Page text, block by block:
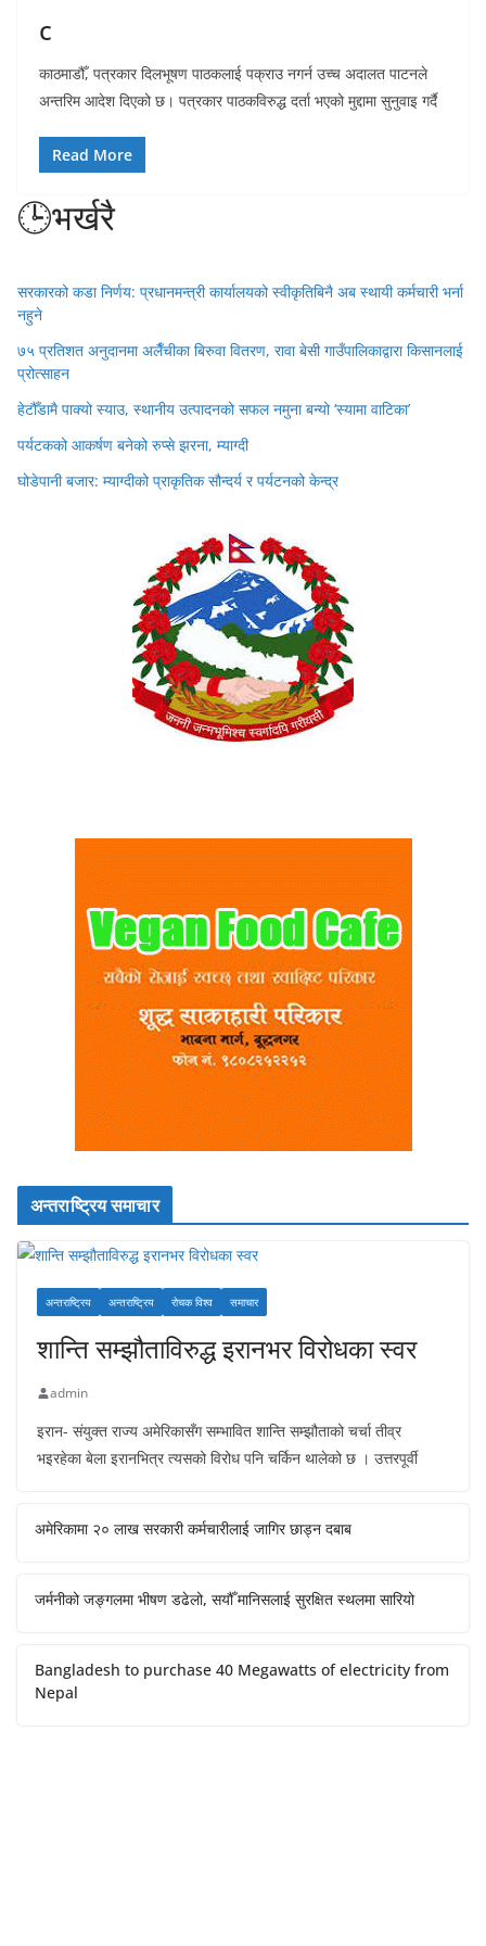
c
काठमाडौँ, पत्रकार दिलभूषण पाठकलाई पक्राउ नगर्न उच्च अदालत पाटनले
अन्तरिम आदेश दिएको छ। पत्रकार पाठकविरुद्ध दर्ता भएको मुद्दामा सुनुवाइ गर्दै
Read More
🕒भर्खरै
सरकारको कडा निर्णय: प्रधानमन्त्री कार्यालयको स्वीकृतिबिनै अब स्थायी कर्मचारी भर्ना
नहुने
७५ प्रतिशत अनुदानमा अलैँचीका बिरुवा वितरण, रावा बेसी गाउँपालिकाद्वारा किसानलाई
प्रोत्साहन
हेटौँडामै पाक्यो स्याउ, स्थानीय उत्पादनको सफल नमुना बन्यो ‘स्यामा वाटिका’
पर्यटकको आकर्षण बनेको रुप्से झरना, म्याग्दी
घोडेपानी बजार: म्याग्दीको प्राकृतिक सौन्दर्य र पर्यटनको केन्द्र
अन्तराष्ट्रिय समाचार
अन्तराष्ट्रिय अन्तराष्ट्रिय रोचक विश्व समाचार
शान्ति सम्झौताविरुद्ध इरानभर विरोधका स्वर
admin
इरान- संयुक्त राज्य अमेरिकासँग सम्भावित शान्ति सम्झौताको चर्चा तीव्र
भइरहेका बेला इरानभित्र त्यसको विरोध पनि चर्किन थालेको छ । उत्तरपूर्वी
अमेरिकामा २० लाख सरकारी कर्मचारीलाई जागिर छाड्न दबाब
जर्मनीको जङ्गलमा भीषण डढेलो, सयौँ मानिसलाई सुरक्षित स्थलमा सारियो
Bangladesh to purchase 40 Megawatts of electricity from
Nepal